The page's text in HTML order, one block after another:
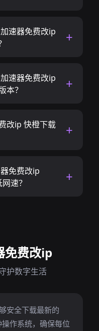
速器免费改ip
速器免费改ip
本？
改ip 快橙下载
免费改ip
速？
免费改ip
护数字生活
安全下载最新的
作系统，确保每位